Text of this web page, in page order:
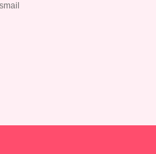
İsmail